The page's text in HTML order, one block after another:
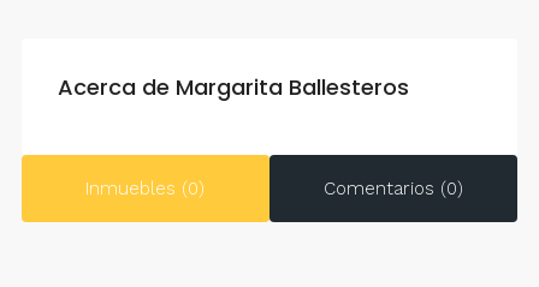
Acerca de Margarita Ballesteros
Inmuebles (0) Comentarios (0)